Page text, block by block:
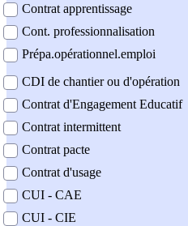
Contrat apprentissage
Cont. professionnalisation
Prépa.opérationnel.emploi
CDI de chantier ou d'opération
Contrat d'Engagement Educatif
Contrat intermittent
Contrat pacte
Contrat d'usage
CUI - CAE
CUI - CIE